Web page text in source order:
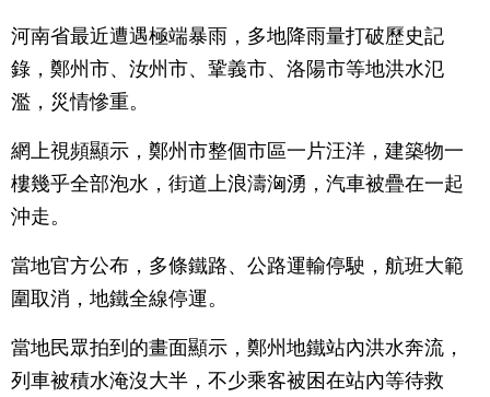
河南省最近遭遇極端暴雨，多地降雨量打破歷史記
錄，鄭州市、汝州市、鞏義市、洛陽市等地洪水氾
濫，災情慘重。
網上視頻顯示，鄭州市整個市區一片汪洋，建築物一
樓幾乎全部泡水，街道上浪濤洶湧，汽車被疊在一起
沖走。
當地官方公布，多條鐵路、公路運輸停駛，航班大範
圍取消，地鐵全線停運。
當地民眾拍到的畫面顯示，鄭州地鐵站內洪水奔流，
列車被積水淹沒大半，不少乘客被困在站內等待救